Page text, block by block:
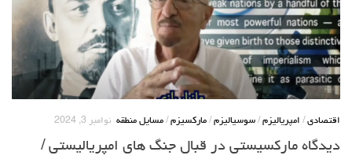
اقتصادی / امپریالیزم / سوسیالیزم / مارکسیزم / مسایل منطقه نوامبر 3, 2024
دیدگاه مارکسیستی در قبال جنگ های امپریالیستی /